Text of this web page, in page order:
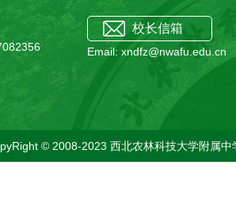
校长信箱
Email: xndfz@nwafu.edu.cn
© 2008-2023 西北农林科技大